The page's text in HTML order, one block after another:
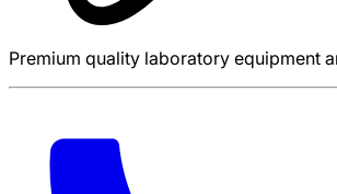
Premium quality laboratory equipment